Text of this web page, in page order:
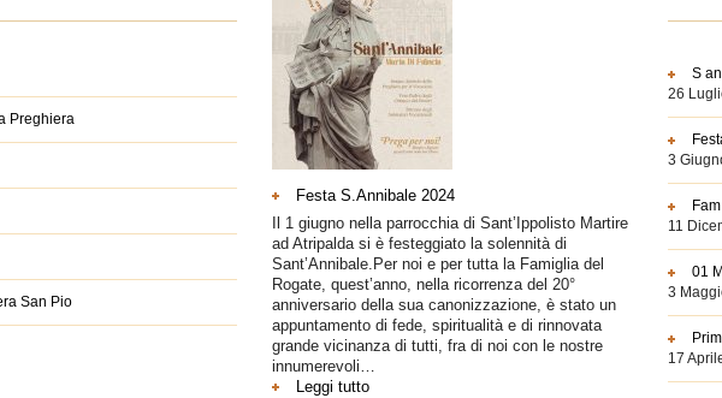
Preghiera
San Pio
Festa S.Annibale 2024
Il 1 giugno nella parrocchia di Sant’Ippolisto Martire
ad Atripalda si è festeggiato la solennità di
Sant’Annibale.Per noi e per tutta la Famiglia del
Rogate, quest’anno, nella ricorrenza del 20°
anniversario della sua canonizzazione, è stato un
appuntamento di fede, spiritualità e di rinnovata
grande vicinanza di tutti, fra di noi con le nostre
innumerevoli…
Leggi tutto:
S
26
3
11
01
3
17